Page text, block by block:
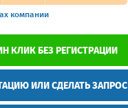
компании
КЛИК БЕЗ РЕГИСТРАЦИИ
ИЛИ СДЕЛАТЬ ЗАПРОС